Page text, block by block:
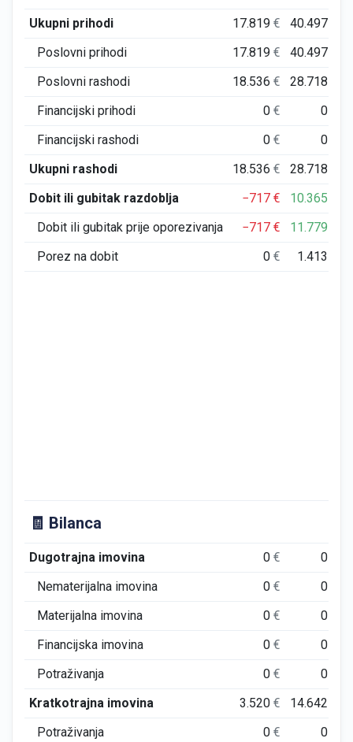
Ukupni prihodi
17.819€ 40.497
Poslovni prihodi
17.819€ 40.497
Poslovni rashodi
18.536€ 28.718
Financijski prihodi
0€ 0
Financijski rashodi
0€ 0
Ukupni rashodi
18.536€ 28.718
Dobit ili gubitak razdoblja
−717€ 10.365
Dobit ili gubitak prije oporezivanja
−717€ 11.779
Porez na dobit
0€ 1.413
🧾 Bilanca
Dugotrajna imovina 0€ 0
Nematerijalna imovina
0€ 0
Materijalna imovina
0€ 0
Financijska imovina
0€ 0
Potraživanja
0€ 0
Kratkotrajna imovina
3.520€ 14.642
Potraživanja
0€ 0